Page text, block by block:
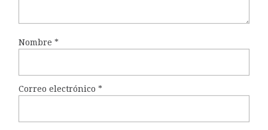
Nombre *
Correo electrónico *